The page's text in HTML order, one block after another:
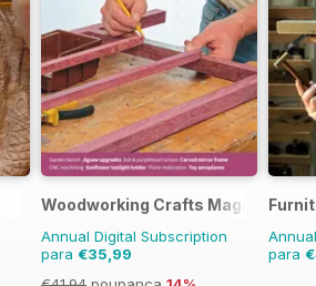
Woodworking Crafts Magazine
Annual Digital Subscription
para €35,99
para